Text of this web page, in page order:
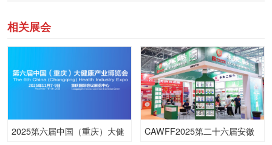
相关展会
2025第六届中国（重庆）大健
CAWFF2025第二十六届安徽